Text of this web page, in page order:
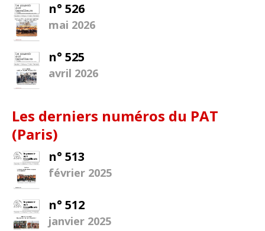
n° 526
mai 2026
n° 525
avril 2026
Les derniers numéros du PAT
(Paris)
n° 513
février 2025
n° 512
janvier 2025